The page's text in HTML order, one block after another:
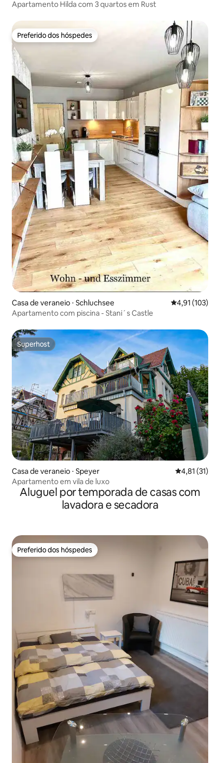
Apartamento Hilda com 3 quartos em Rust
Preferido dos hóspedes
Preferido dos hóspedes
Casa de veraneio ⋅ Schluchsee 4,91 de uma
4,91 (103)
Apartamento com piscina - Stani´s Castle
Superhost
Superhost
Casa de veraneio ⋅ Speyer 4,81 de uma
4,81 (31)
Apartamento em vila de luxo
Aluguel por temporada de casas com
lavadora e secadora
Preferido dos hóspedes
Preferido dos hóspedes